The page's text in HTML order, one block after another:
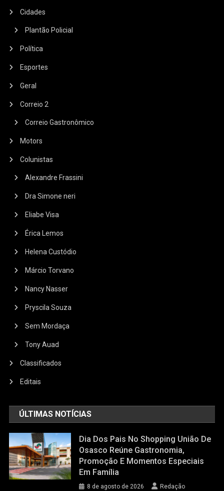
Cidades
Plantão Policial
Política
Esportes
Geral
Correio 2
Correio Gastronômico
Motors
Colunistas
Alexandre Frassini
Dra Simone neri
Eliabe Visa
Érica Lemos
Helena Custódio
Márcio Torvano
Nancy Nasser
Pryscila Souza
Sem Mordaça
Tony Auad
Classificados
Editais
ÚLTIMAS NOTÍCIAS
Dia Dos Pais No Shopping União De
Osasco Reúne Gastronomia,
Promoção E Momentos Especiais
Em Família
8 de agosto de 2026 Redação